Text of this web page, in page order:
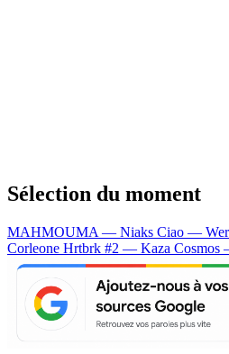
Sélection du moment
MAHMOUMA — Niaks Ciao —
Corleone Hrtbrk #2 — Kaza Cosmos